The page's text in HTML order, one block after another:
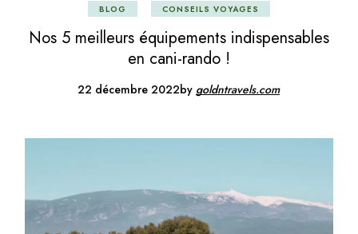
BLOG CONSEILS VOYAGES
Nos 5 meilleurs équipements indispensables
en cani-rando !
22 décembre 2022by goldntravels.com